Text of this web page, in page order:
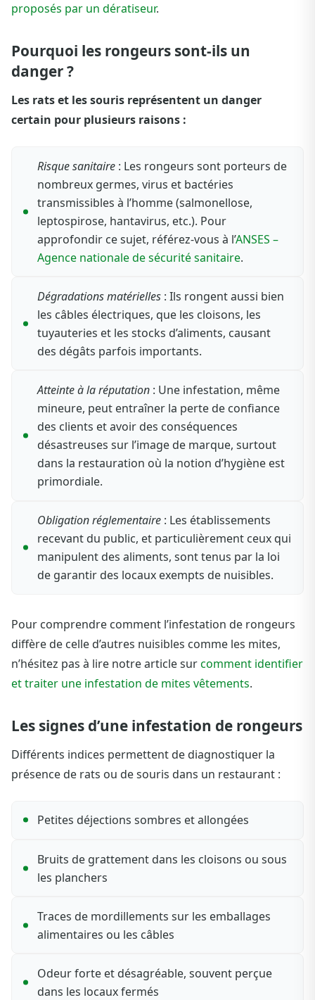
proposés par un dératiseur.
Pourquoi les rongeurs sont-ils un
danger ?
Les rats et les souris représentent un danger
certain pour plusieurs raisons :
Risque sanitaire : Les rongeurs sont porteurs de
nombreux germes, virus et bactéries
transmissibles à l’homme (salmonellose,
leptospirose, hantavirus, etc.). Pour
approfondir ce sujet, référez-vous à l’ANSES –
Agence nationale de sécurité sanitaire.
Dégradations matérielles : Ils rongent aussi bien
les câbles électriques, que les cloisons, les
tuyauteries et les stocks d’aliments, causant
des dégâts parfois importants.
Atteinte à la réputation : Une infestation, même
mineure, peut entraîner la perte de confiance
des clients et avoir des conséquences
désastreuses sur l’image de marque, surtout
dans la restauration où la notion d’hygiène est
primordiale.
Obligation réglementaire : Les établissements
recevant du public, et particulièrement ceux qui
manipulent des aliments, sont tenus par la loi
de garantir des locaux exempts de nuisibles.
Pour comprendre comment l’infestation de rongeurs
diffère de celle d’autres nuisibles comme les mites,
n’hésitez pas à lire notre article surcomment identifier
et traiter une infestation de mites vêtements.
Les signes d’une infestation de rongeurs
Différents indices permettent de diagnostiquer la
présence de rats ou de souris dans un restaurant :
Petites déjections sombres et allongées
Bruits de grattement dans les cloisons ou sous
les planchers
Traces de mordillements sur les emballages
alimentaires ou les câbles
Odeur forte et désagréable, souvent perçue
dans les locaux fermés